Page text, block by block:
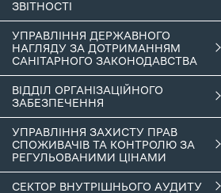
ЗВІТНОСТІ
УПРАВЛІННЯ ДЕРЖАВНОГО
НАГЛЯДУ ЗА ДОТРИМАННЯМ
САНІТАРНОГО ЗАКОНОДАВСТВА
ВІДДІЛ ОРГАНІЗАЦІЙНОГО
ЗАБЕЗПЕЧЕННЯ
УПРАВЛІННЯ ЗАХИСТУ ПРАВ
СПОЖИВАЧІВ ТА КОНТРОЛЮ ЗА
РЕГУЛЬОВАНИМИ ЦІНАМИ
СЕКТОР ВНУТРІШНЬОГО АУДИТУ